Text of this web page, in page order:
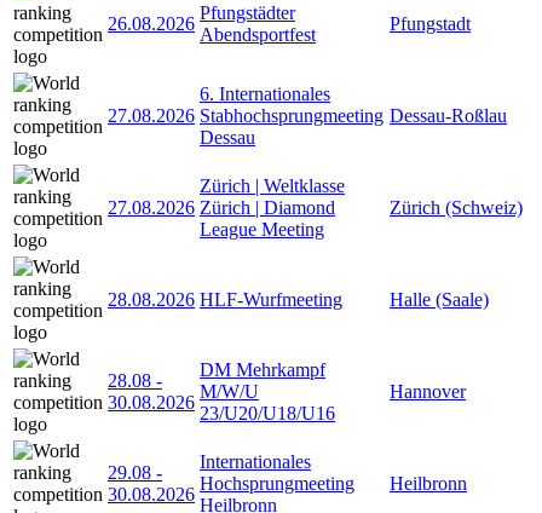
26.08.2026
Pfungstädter
Abendsportfest
Pfungstadt
27.08.2026
6. Internationales
Stabhochsprungmeeting
Dessau
Dessau-Roßlau
27.08.2026
Zürich | Weltklasse
Zürich | Diamond
League Meeting
Zürich (Schweiz)
28.08.2026 HLF-Wurfmeeting Halle (Saale)
28.08 -
30.08.2026
DM Mehrkampf
M/W/U
23/U20/U18/U16
Hannover
29.08 -
30.08.2026
Internationales
Hochsprungmeeting
Heilbronn
Heilbronn